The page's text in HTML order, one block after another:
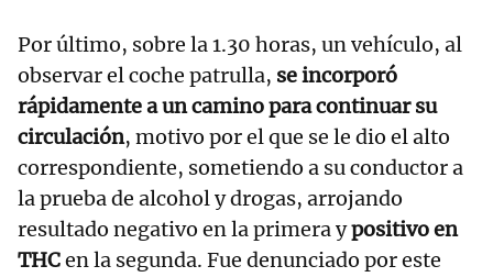
Por último, sobre la 1.30 horas, un vehículo, al
observar el coche patrulla, se incorporó
rápidamente a un camino para continuar su
circulación, motivo por el que se le dio el alto
correspondiente, sometiendo a su conductor a
la prueba de alcohol y drogas, arrojando
resultado negativo en la primera ypositivo en
THCen la segunda. Fue denunciado por este